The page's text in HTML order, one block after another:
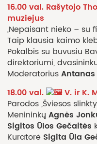
16.00 val. Rašytojo
muziejus
„Nepaisant nieko – su
Taip klausia kaimo
Pokalbis su buvusiu
direktoriumi,
Moderatorius
18.00 val.
V. ir K.
Parodos „Šviesos
Menininkų Agnės
Sigitos Ūlos Gečaitės
Kuratorė Sigita Ūla